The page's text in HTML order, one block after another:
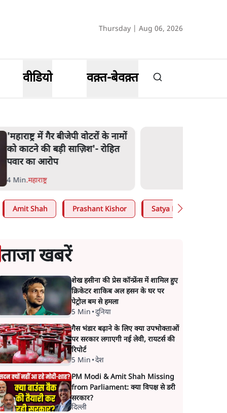
Thursday | Aug 06, 2026
वीडियो वक़्त-बेवक़्त
'महाराष्ट्र में गैर बीजेपी वोटरों के नामों
को काटने की बड़ी साज़िश'- रोहित
पवार का आरोप
4 Min.महाराष्ट्र
Amit Shah Prashant Kishor Satya Hindi
ताजा खबरें
शेख हसीना की प्रेस कॉन्फ्रेंस में शामिल हुए
क्रिकेटर शाकिब अल हसन के घर पर
पेट्रोल बम से हमला
5 Min •दुनिया
गैस भंडार बढ़ाने के लिए क्या उपभोक्ताओं
पर सरकार लगाएगी नई लेवी, रायटर्स की
रिपोर्ट
5 Min •देश
PM Modi & Amit Shah Missing
from Parliament: क्या विपक्ष से डरी
सरकार?
दिल्ली